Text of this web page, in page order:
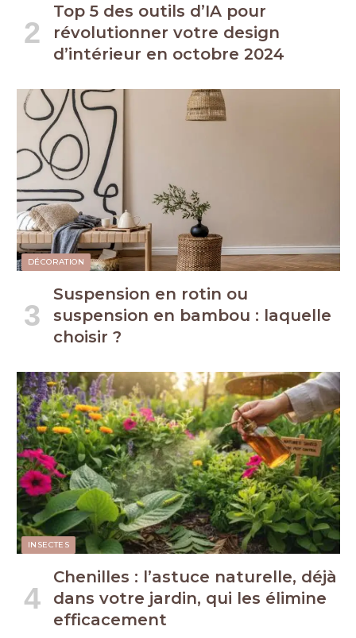
Top 5 des outils d’IA pour
révolutionner votre design
d’intérieur en octobre 2024
DÉCORATION
Suspension en rotin ou
suspension en bambou : laquelle
choisir ?
INSECTES
Chenilles : l’astuce naturelle, déjà
dans votre jardin, qui les élimine
efficacement